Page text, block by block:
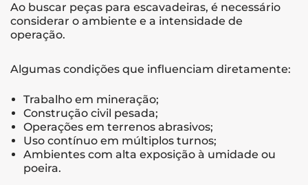
Ao buscar peças para escavadeiras, é necessário
considerar o ambiente e a intensidade de
operação.
Algumas condições que influenciam diretamente:
Trabalho em mineração;
Construção civil pesada;
Operações em terrenos abrasivos;
Uso contínuo em múltiplos turnos;
Ambientes com alta exposição à umidade ou
poeira.